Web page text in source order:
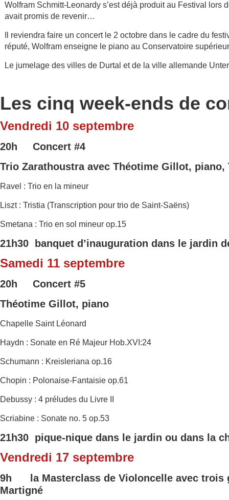
Wolfram Schmitt-Leonardy s’est déjà produit au Festival
avait promis de revenir…
Il reviendra faire un concert le 2 octobre dans le cadre du
réputé, Wolfram enseigne le piano au Conservatoire
Le jumelage des villes de Durtal et de la ville allemande
Les cinq week-ends de
Vendredi 10 septembre
20h Concert #4
Trio Zarathoustra avec Théotime Gillot,
Ravel : Trio en la mineur
Liszt : Tristia (Transcription pour trio de Saint-Saëns)
Smetana : Trio en sol mineur op.15
21h30 banquet d’inauguration dans le jardin
Samedi 11 septembre
20h Concert #5
Théotime Gillot, piano
Chapelle Saint Léonard
Haydn : Sonate en Ré Majeur Hob.XVI:24
Schumann : Kreisleriana op.16
Chopin : Polonaise-Fantaisie op.61
Debussy : 4 préludes du Livre II
Scriabine : Sonate no. 5 op.53
21h30 pique-nique dans le jardin ou dans la
Vendredi 17 septembre
9h
la Masterclass de Violoncelle avec
Martigné